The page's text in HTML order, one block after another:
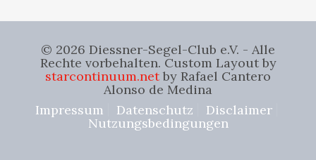
© 2026 Diessner-Segel-Club e.V. - Alle
Rechte vorbehalten. Custom Layout by
starcontinuum.netby Rafael Cantero
Alonso de Medina
Impressum
Datenschutz
Disclaimer
Nutzungsbedingungen